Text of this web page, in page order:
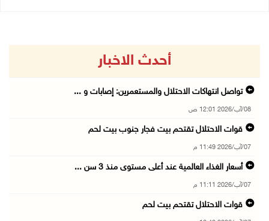
أحدث الاخبار
تواصل انتهاكات الاحتلال والمستعمرين: إصابات و ...
08/آب/2026 12:01 ص
قوات الاحتلال تقتحم بيت فجار جنوب بيت لحم
07/آب/2026 11:49 م
أسعار الغذاء العالمية عند أعلى مستوى منذ 3 سن ...
07/آب/2026 11:11 م
قوات الاحتلال تقتحم بيت لحم